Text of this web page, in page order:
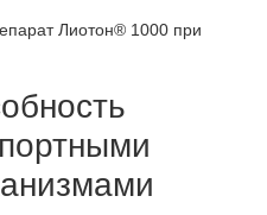
Лиотон® 1000 при